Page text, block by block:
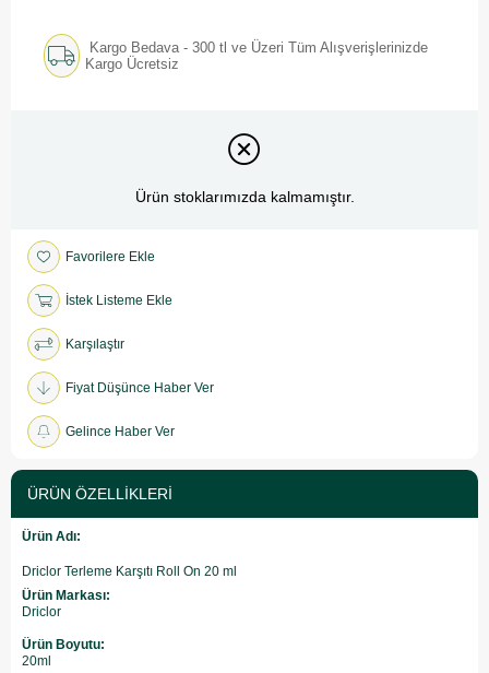
Kargo Bedava - 300 tl ve Üzeri Tüm Alışverişlerinizde
Kargo Ücretsiz
Ürün stoklarımızda kalmamıştır.
Favorilere Ekle
İstek Listeme Ekle
Karşılaştır
Fiyat Düşünce Haber Ver
Gelince Haber Ver
ÜRÜN ÖZELLIKLERI
Ürün Adı:
Driclor Terleme Karşıtı Roll On 20 ml
Ürün Markası:
Driclor
Ürün Boyutu:
20ml